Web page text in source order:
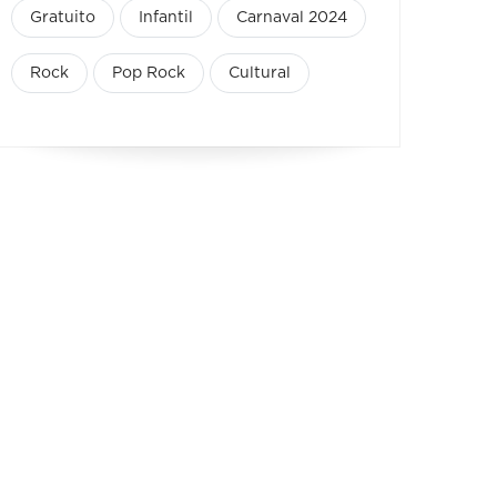
Gratuito Infantil Carnaval 2024
Rock Pop Rock Cultural